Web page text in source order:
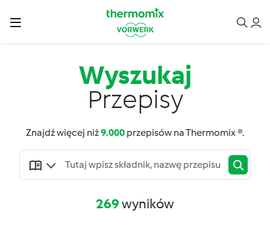
Wyszukaj
Przepisy
Znajdź więcej niż9.000 przepisów na Thermomix ®.
269wyników